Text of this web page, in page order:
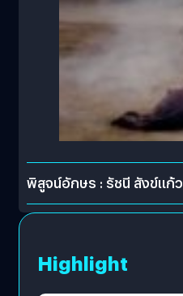
พิสูจน์อักษร : รัชนี สังข์แก้ว
Highlight